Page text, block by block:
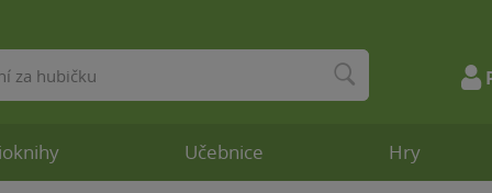
Učebnice Hry